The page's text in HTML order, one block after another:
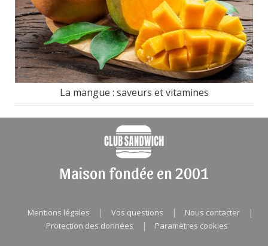
La mangue : saveurs et vitamines
Maison fondée en 2001
Mentions légales | Vos questions | Nous contacter |
Protection des données | Paramètres cookies